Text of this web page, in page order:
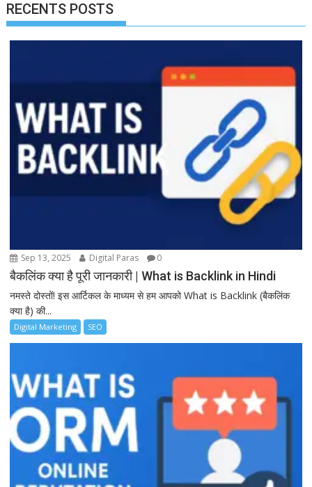
RECENTS POSTS
Sep 13, 2025 Digital Paras 0
बैकलिंक क्या है पूरी जानकारी | What is Backlink in Hindi
नमस्ते दोस्तों! इस आर्टिकल के माध्यम से हम आपको What is Backlink (बैकलिंक
क्या है) की...
Digital Marketing SEO